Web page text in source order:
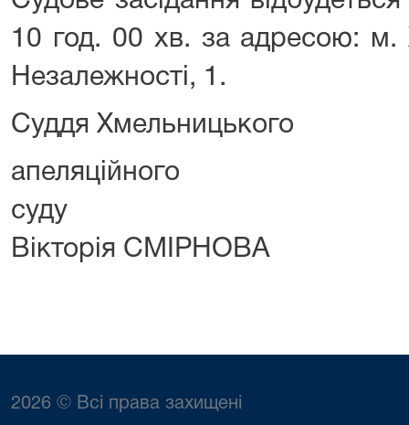
10 год. 00 хв. за адресою:
Незалежності, 1.
Суддя Хмельницького
апеляційного
Вікторія СМІРНОВА
2026 © Всі права захищені